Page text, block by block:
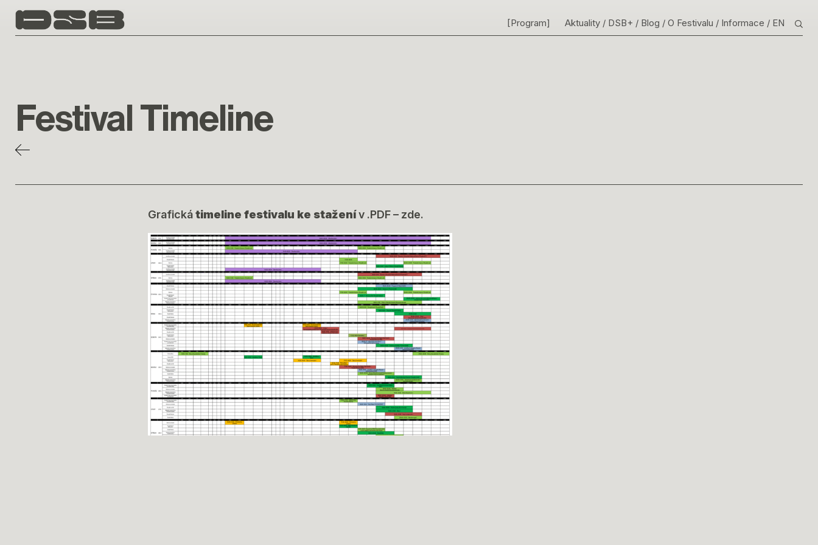
[Program] Aktuality DSB+ Blog O Festivalu Informace EN
Festival Timeline
Grafickátimeline festivalu ke staženív .PDF – zde.